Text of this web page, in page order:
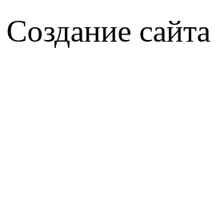
Создание сайта